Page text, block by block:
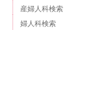
産婦人科検索
婦人科検索